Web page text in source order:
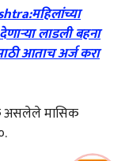
लाडली बहना
आताच अर्ज करा
असलेले मासिक